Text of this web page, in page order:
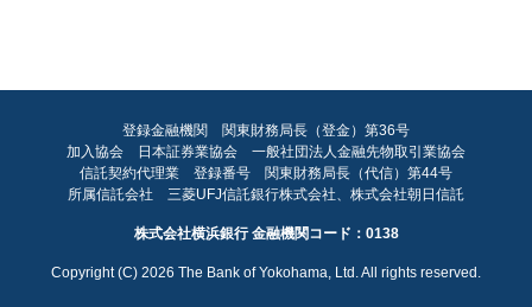
登録金融機関 関東財務局長（登金）第36号
加入協会 日本証券業協会 一般社団法人金融先物取引業協会
信託契約代理業 登録番号 関東財務局長（代信）第44号
所属信託会社 三菱UFJ信託銀行株式会社、株式会社朝日信託
株式会社横浜銀行 金融機関コード：0138
Copyright (C) 2026 The Bank of Yokohama, Ltd. All rights reserved.